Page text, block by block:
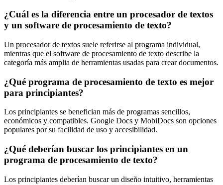
¿Cuál es la diferencia entre un procesador de textos
y un software de procesamiento de texto?
Un procesador de textos suele referirse al programa individual,
mientras que el software de procesamiento de texto describe la
categoría más amplia de herramientas usadas para crear documentos.
¿Qué programa de procesamiento de texto es mejor
para principiantes?
Los principiantes se benefician más de programas sencillos,
económicos y compatibles. Google Docs y MobiDocs son opciones
populares por su facilidad de uso y accesibilidad.
¿Qué deberían buscar los principiantes en un
programa de procesamiento de texto?
Los principiantes deberían buscar un diseño intuitivo, herramientas